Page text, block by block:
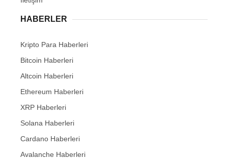
HABERLER
Kripto Para Haberleri
Bitcoin Haberleri
Altcoin Haberleri
Ethereum Haberleri
XRP Haberleri
Solana Haberleri
Cardano Haberleri
Avalanche Haberleri